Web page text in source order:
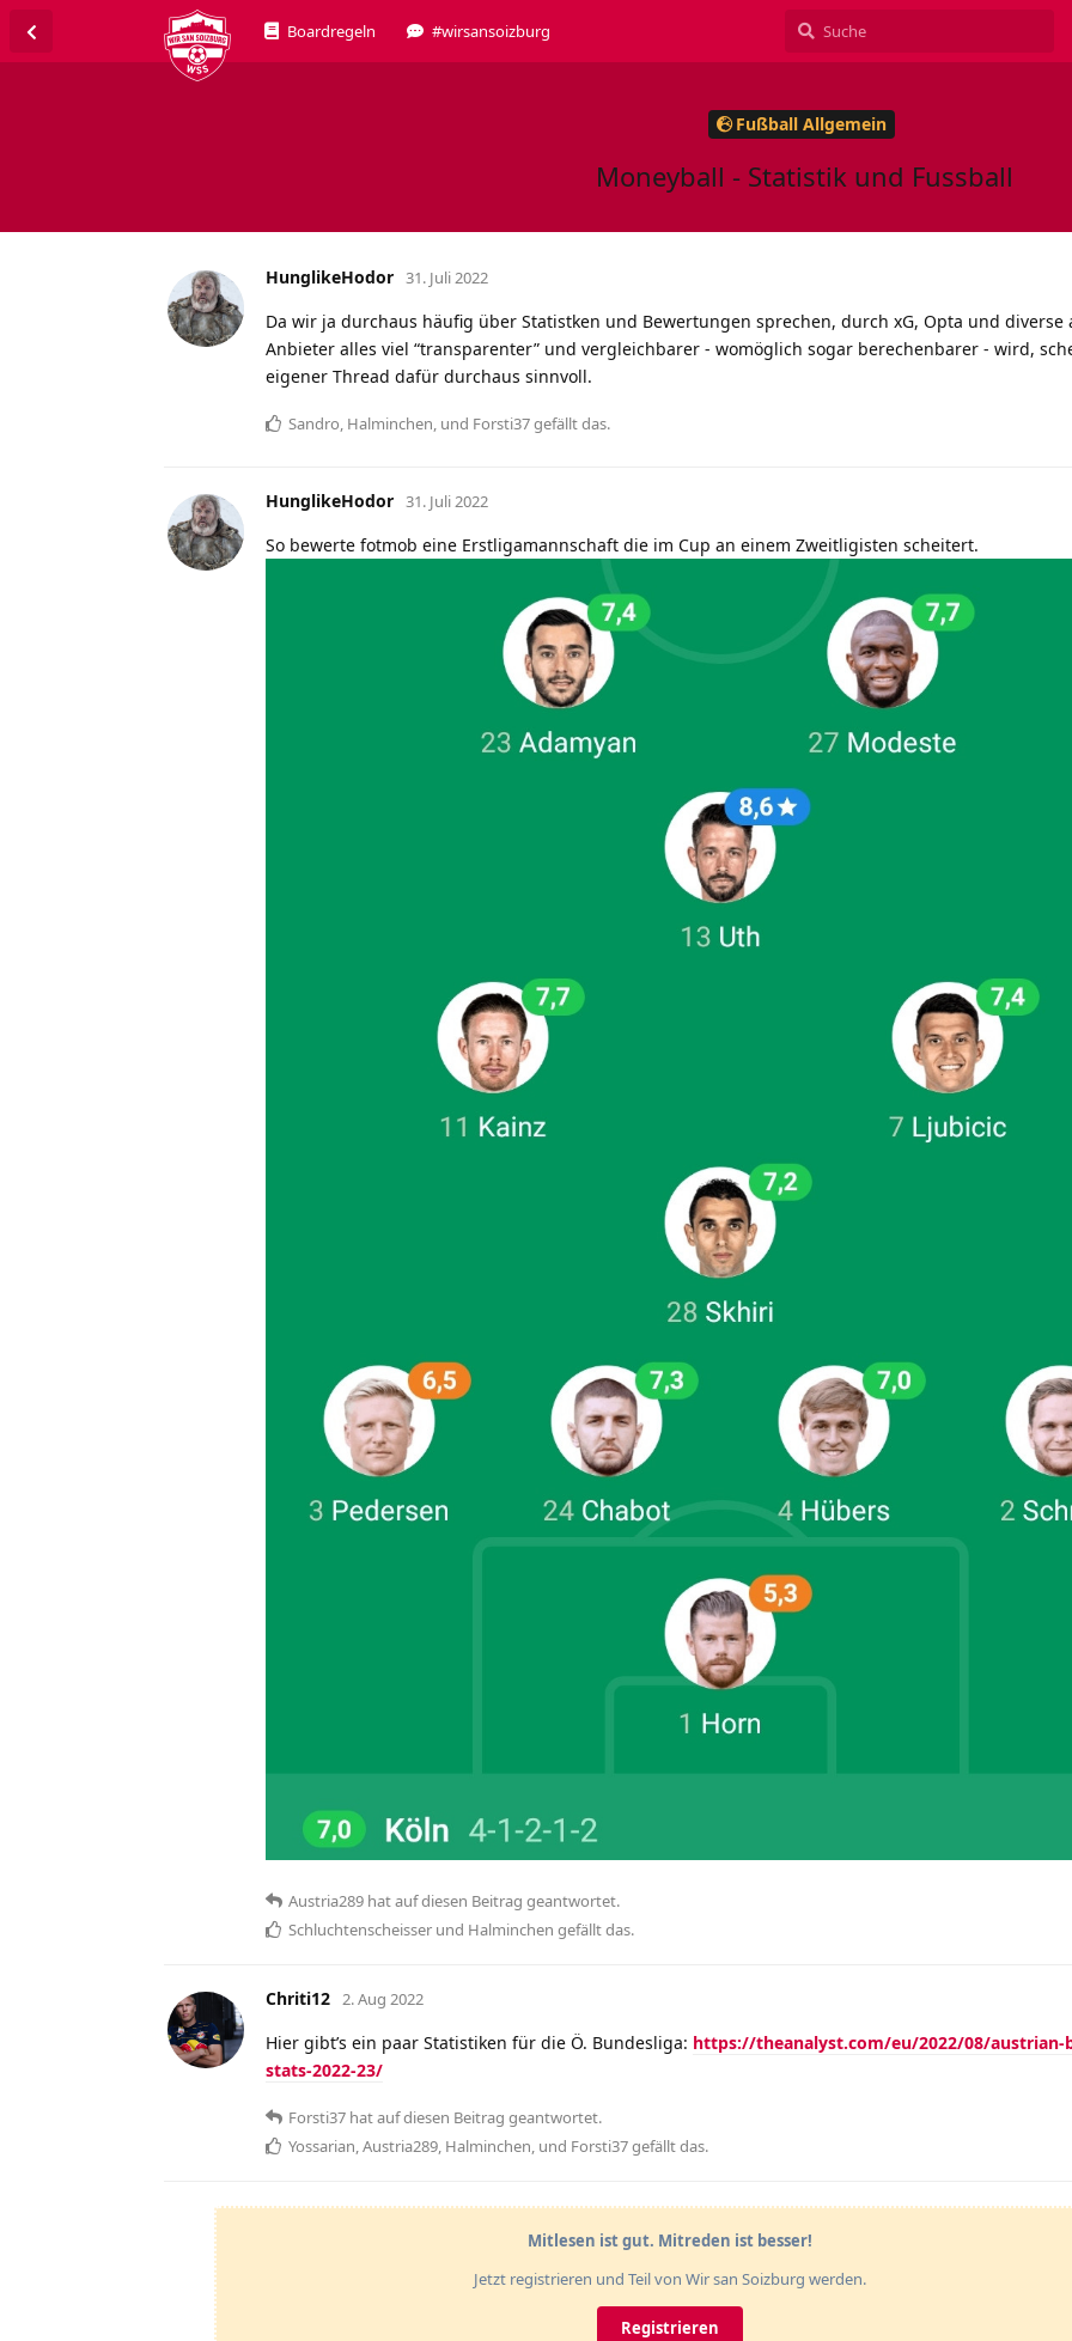
Boardregeln #wirsansoizburg
Fußball Allgemein
Moneyball - Statistik und Fussball
HunglikeHodor 31. Juli 2022
Da wir ja durchaus häufig über Statistken und Bewertungen sprechen, durch xG, Opta und diverse
Anbieter alles viel “transparenter” und vergleichbarer - womöglich sogar berechenbarer - wird,
eigener Thread dafür durchaus sinnvoll.
Sandro, Halminchen, und Forsti37gefällt das.
HunglikeHodor 31. Juli 2022
So bewerte fotmob eine Erstligamannschaft die im Cup an einem Zweitligisten scheitert.
Austria289 hatauf diesen Beitrag geantwortet.
Schluchtenscheisser und Halminchen gefällt das.
Chriti12 2. Aug 2022
Hier gibt’s ein paar Statistiken für die Ö. Bundesliga: https://theanalyst.com/eu/2022/08/austrian-
stats-2022-23/
Forsti37 hatauf diesen Beitrag geantwortet.
Yossarian,Austria289, Halminchen, und Forsti37gefällt das.
Mitlesen ist gut. Mitreden ist besser!
Jetzt registrieren und Teil von Wir san Soizburg werden.
Registrieren